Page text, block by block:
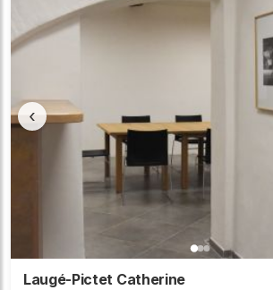
‹
Laugé-Pictet Catherine